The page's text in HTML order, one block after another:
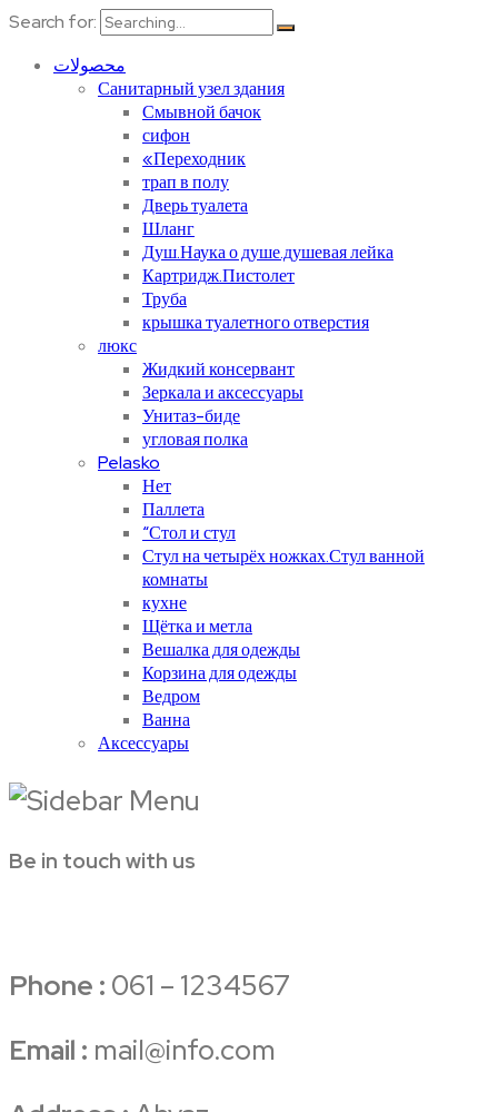
Search for:
محصولات
Санитарный узел здания
Смывной бачок
сифон
«Переходник
трап в полу
Дверь туалета
Шланг
Душ.Наука о душе.душевая лейка
Картридж.Пистолет
Труба
крышка туалетного отверстия
люкс
Жидкий консервант
Зеркала и аксессуары
Унитаз-биде
угловая полка
Pelasko
Нет
Паллета
“Стол и стул
Стул на четырёх ножках.Стул ванной
комнаты
кухне
Щётка и метла
Вешалка для одежды
Корзина для одежды
Ведром
Ванна
Аксессуары
Be in touch with us
Phone : 061 – 1234567
Email : mail@info.com